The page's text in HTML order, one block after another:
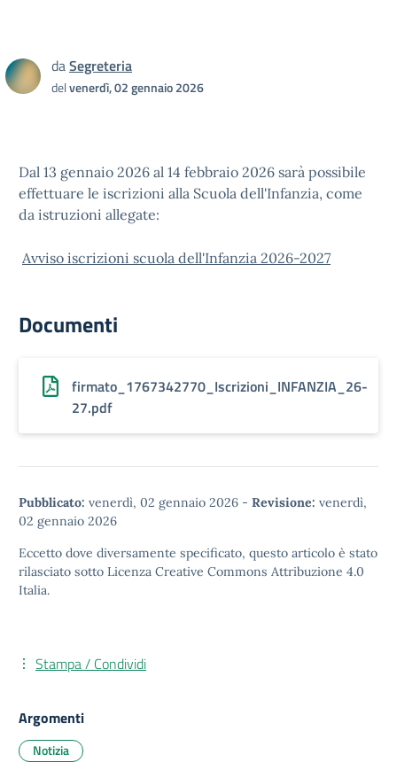
daSegreteria
delvenerdì, 02 gennaio 2026
Dal 13 gennaio 2026 al 14 febbraio 2026 sarà possibile
effettuare le iscrizioni alla Scuola dell'Infanzia, come
da istruzioni allegate:
Avviso iscrizioni scuola dell'Infanzia 2026-2027
Documenti
firmato_1767342770_Iscrizioni_INFANZIA_26-
27.pdf
Pubblicato: venerdì, 02 gennaio 2026 - Revisione: venerdì,
02 gennaio 2026
Eccetto dove diversamente specificato, questo articolo è stato
rilasciato sotto Licenza Creative Commons Attribuzione 4.0
Italia.
Stampa / Condividi
Argomenti
Notizia